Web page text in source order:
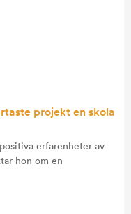
projekt en skola
erfarenheter av
hon om en